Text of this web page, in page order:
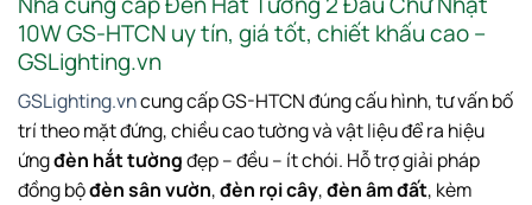
10W GS-HTCN uy tín, giá tốt, chiết khấu cao –
GSLighting.vn
GSLighting.vncung cấp GS-HTCN đúng cấu hình, tư vấn bố
trí theo mặt đứng, chiều cao tường và vật liệu để ra hiệu
ứngđèn hắt tườngđẹp – đều – ít chói. Hỗ trợ giải pháp
đồng bộđèn sân vườn,đèn rọi cây,đèn âm đất, kèm